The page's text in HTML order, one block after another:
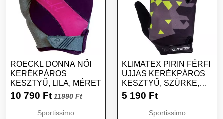
ROECKL DONNA NŐI
KERÉKPÁROS
KESZTYŰ, LILA, MÉRET
10 790 Ft 11990 Ft
Sportissimo
KLIMATEX PIRIN FÉRFI
UJJAS KERÉKPÁROS
KESZTYŰ, SZÜRKE,
MÉRET
5 190 Ft
Sportissimo